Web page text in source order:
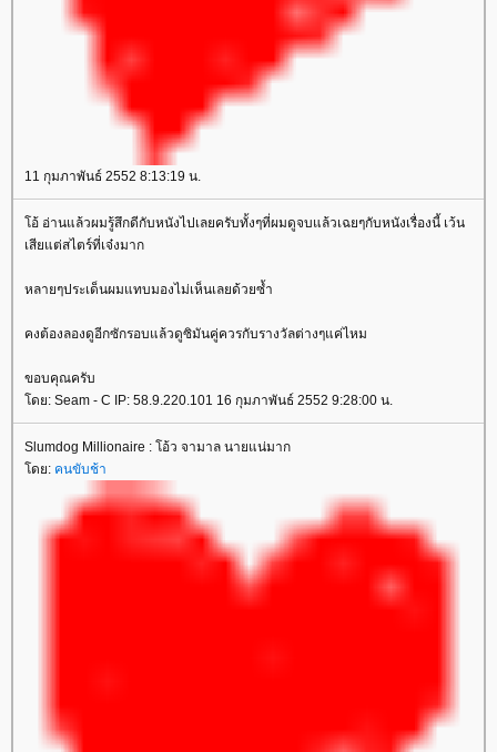
11 กุมภาพันธ์ 2552 8:13:19 น.
อ้ อ่านแล้วผมรู้สึกดีกับหนังไปเลยครับทั้งๆที่ผมดูจบแล้วเฉยๆกับหนังเรื่องนี้ เว้น
เสียแต่สไตร์ที่เจ๋งมาก
หลายๆประเด็นผมแทบมองไม่เห็นเลยด้วยซ้ำ
คงต้องลองดูอีกซักรอบแล้วดูซิมันคู่ควรกับรางวัลต่างๆแค่ไหม
ขอบคุณครับ
ดย: Seam - C IP: 58.9.220.101 16 กุมภาพันธ์ 2552 9:28:00 น.
Slumdog Millionaire : โอ้ว จามาล นายแน่มาก
ดย: คนขับช้า